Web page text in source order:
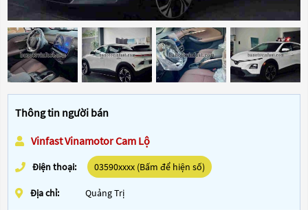
Thông tin người bán
Vinfast Vinamotor Cam Lộ
Điện thoại: 03590xxxx (Bấm để hiện số)
Địa chỉ: Quảng Trị